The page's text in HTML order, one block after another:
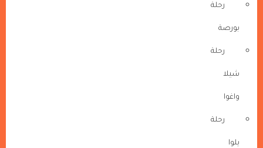
رحلة
بورصة
رحلة
شيلا
واغوا
رحلة
يلوا